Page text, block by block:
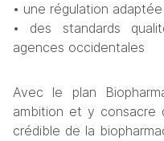
• une régulation adaptée
• des standards
agences occidentales
Avec le plan
ambition et y consacre
crédible de la